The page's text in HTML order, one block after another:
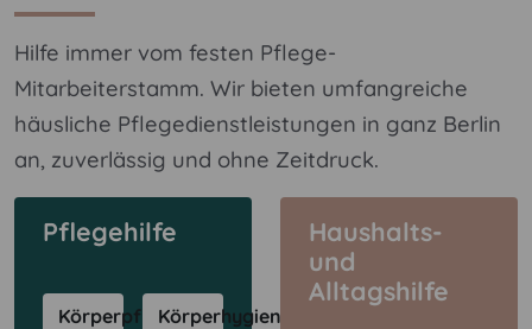
Hilfe immer vom festen Pflege-
Mitarbeiterstamm. Wir bieten umfangreiche
häusliche Pflegedienstleistungen in ganz Berlin
an, zuverlässig und ohne Zeitdruck.
Pflegehilfe
KörperpflegeKörperhygiene
Haushalts-
und
Alltagshilfe